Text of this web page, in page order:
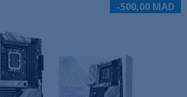
-500,00 MAD